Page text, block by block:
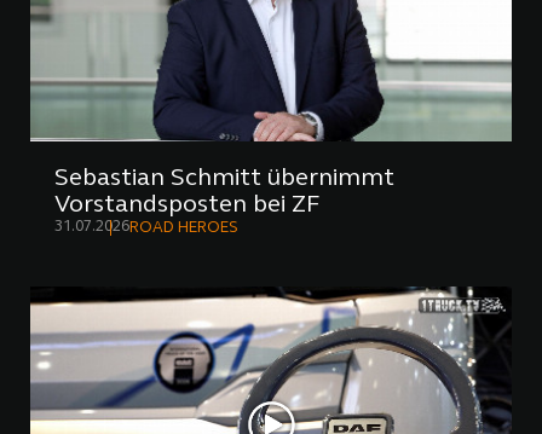
Sebastian Schmitt übernimmt
Vorstandsposten bei ZF
31.07.2026ROAD HEROES